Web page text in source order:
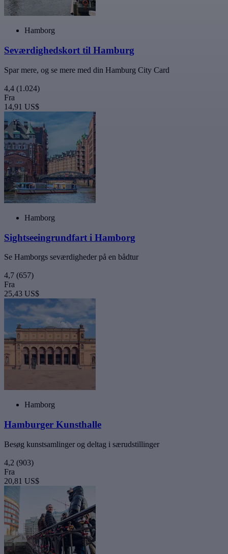
Hamborg
Seværdighedskort til Hamburg
Spar mere, og se mere med din Hamburg City Card
4,4 (1.024)
Fra
14,91 US$
Hamborg
Sightseeingrundfart i Hamborg
Se Hamborgs seværdigheder på en bådtur
4,7 (657)
Fra
25,43 US$
Hamborg
Hamburger Kunsthalle
Besøg kunstsamlinger og deltag i særudstillinger
4,2 (903)
Fra
20,81 US$